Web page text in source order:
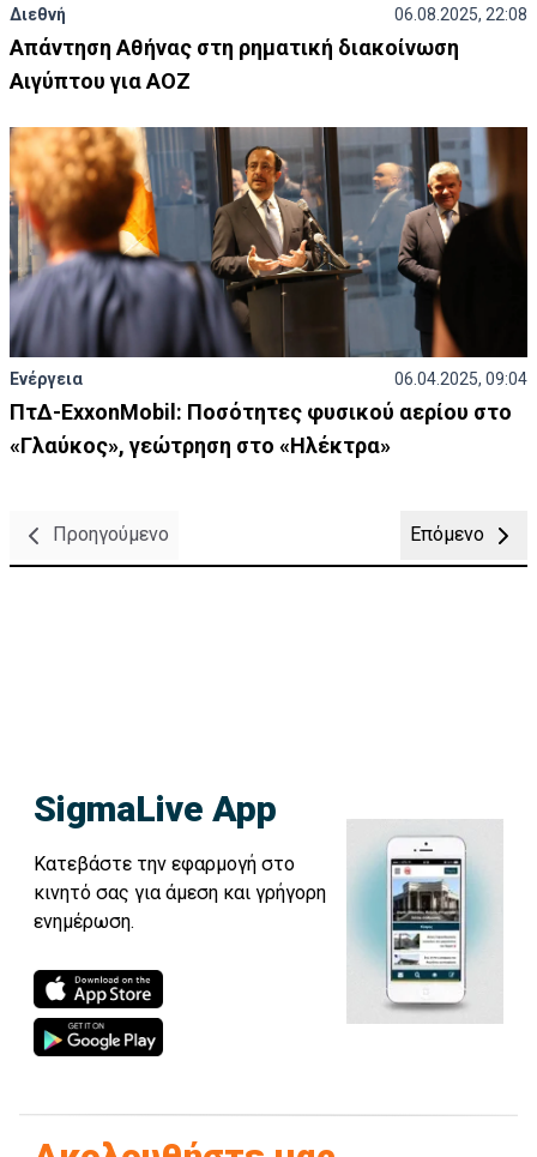
Διεθνή 06.08.2025, 22:08
Απάντηση Αθήνας στη ρηματική διακοίνωση
Αιγύπτου για ΑΟΖ
Ενέργεια 06.04.2025, 09:04
ΠτΔ-ExxonMobil: Ποσότητες φυσικού αερίου στο
«Γλαύκος», γεώτρηση στο «Ηλέκτρα»
Προηγούμενο Επόμενο
SigmaLive App
Κατεβάστε την εφαρμογή στο
κινητό σας για άμεση και γρήγορη
ενημέρωση.